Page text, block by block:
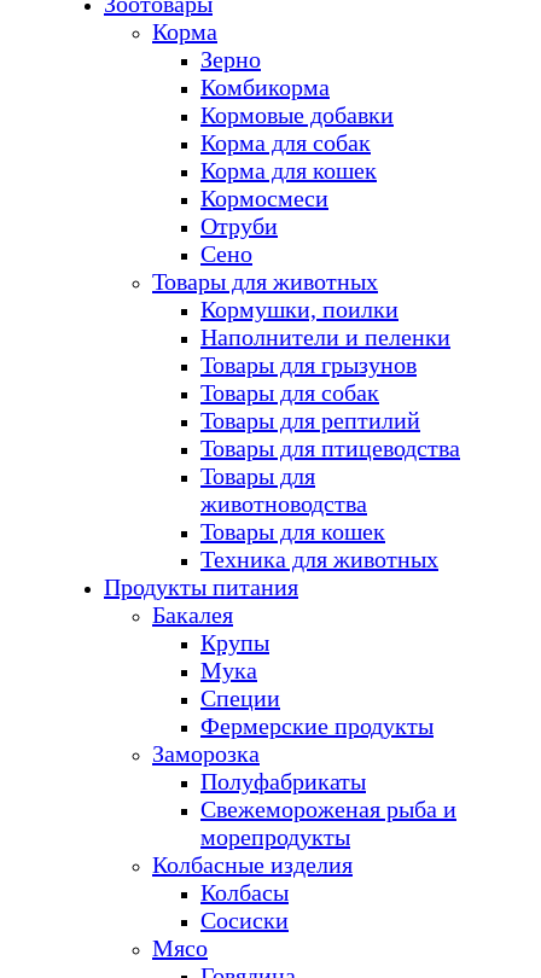
Корма
Зерно
Комбикорма
Кормовые добавки
Корма для собак
Корма для кошек
Кормосмеси
Отруби
Сено
Товары для животных
Кормушки, поилки
Наполнители и пеленки
Товары для грызунов
Товары для собак
Товары для рептилий
Товары для птицеводства
Товары для
животноводства
Товары для кошек
Техника для животных
Продукты питания
Бакалея
Крупы
Мука
Специи
Фермерские продукты
Заморозка
Полуфабрикаты
Свежемороженая рыба и
морепродукты
Колбасные изделия
Колбасы
Сосиски
Мясо